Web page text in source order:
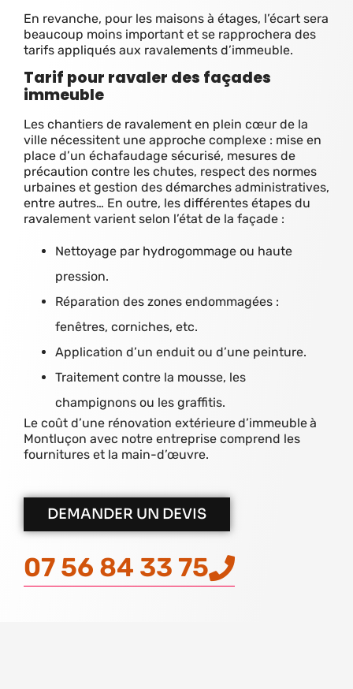
En revanche, pour les maisons à étages, l’écart sera
beaucoup moins important et se rapprochera des
tarifs appliqués aux ravalements d’immeuble.
Tarif pour ravaler des façades
immeuble
Les chantiers de ravalement en plein cœur de la
ville nécessitent une approche complexe : mise en
place d’un échafaudage sécurisé, mesures de
précaution contre les chutes, respect des normes
urbaines et gestion des démarches administratives,
entre autres… En outre, les différentes étapes du
ravalement varient selon l’état de la façade :
Nettoyage par hydrogommage ou haute
pression.
Réparation des zones endommagées :
fenêtres, corniches, etc.
Application d’un enduit ou d’une peinture.
Traitement contre la mousse, les
champignons ou les graffitis.
Le coût d’une rénovation extérieured’immeubleà
Montluçon avec notre entreprise comprend les
fournitures et la main-d’œuvre.
DEMANDER UN DEVIS
07 56 84 33 75